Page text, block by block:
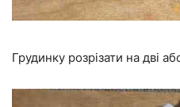
Грудинку розрізати на дві